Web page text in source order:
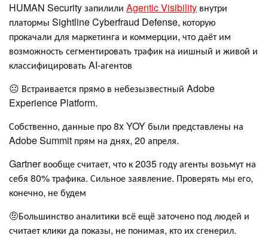
HUMAN Security запилили Agentic Visibility внутри
платормы Sightline Cyberfraud Defense, которую
прокачали для маркетинга и коммерции, что даёт им
возможность сегментировать трафик на иишный и живой и
классифицировать AI-агентов
😐 Встраивается прямо в небезызвестный Adobe
Experience Platform.
Собственно, данные про 8x YOY были представлены на
Adobe Summit прям на днях, 20 апреля.
Gartner вообще считает, что к 2035 году агенты возьмут на
себя 80% трафика. Сильное заявление. Проверять мы его,
конечно, не будем
🤨Большинство аналитики всё ещё заточено под людей и
считает клики да показы, не понимая, кто их сгенерил.